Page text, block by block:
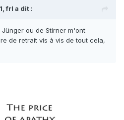
frl a dit :
ou de Stirner m'ont
de retrait vis à vis de tout cela,